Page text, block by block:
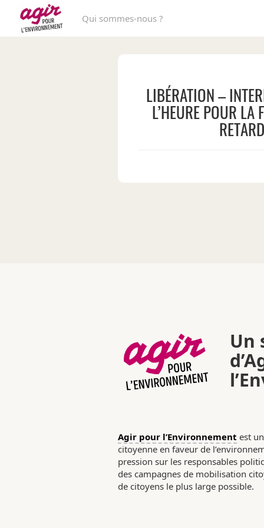
Qui sommes-nous ?
LIBÉRATION –
L’HEURE POUR LA
Un
Agir pour l’Environnement est
citoyenne en faveur de
pression sur les responsables
des campagnes de mobilisation
de citoyens le plus large possible.